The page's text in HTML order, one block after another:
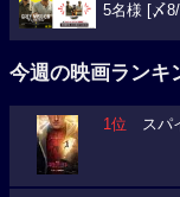
5名様 [〆
今週の映画ランキ
1位 スパ